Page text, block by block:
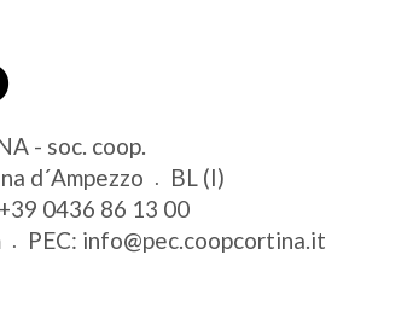
- soc. coop.
d´Ampezzo
BL (I)
+39 0436 86 13 00
PEC: info@pec.coopcortina.it